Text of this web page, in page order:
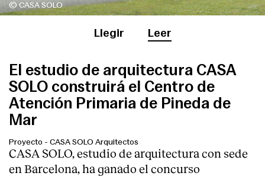
© CASA SOLO
Llegir Leer
El estudio de arquitectura CASA
SOLO construirá el Centro de
Atención Primaria de Pineda de
Mar
Proyecto - CASA SOLO Arquitectos
CASA SOLO, estudio de arquitectura con sede
en Barcelona, ha ganado el concurso